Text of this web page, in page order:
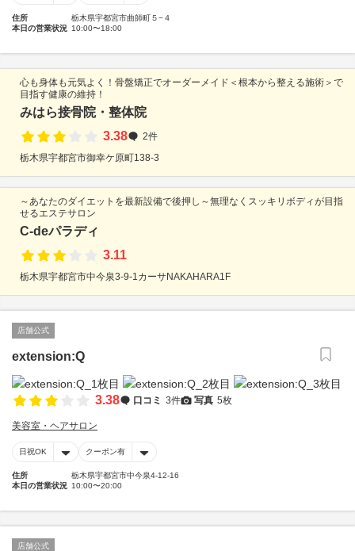
住所
栃木県宇都宮市曲師町５−４
本日の営業状況 10:00〜18:00
心も身体も元気よく！骨盤矯正でオーダーメイド＜根本から整える施術＞で
目指す健康の維持！
みはら接骨院・整体院
3.38
2件
栃木県宇都宮市御幸ケ原町138-3
～あなたのダイエットを最新設備で後押し～無理なくスッキリボディが目指
せるエステサロン
C-deパラディ
3.11
栃木県宇都宮市中今泉3-9-1カーサNAKAHARA1F
店舗公式
extension:Q
3.38 口コミ 3件 写真 5枚
美容室・ヘアサロン
日祝OK クーポン有
住所
栃木県宇都宮市中今泉4-12-16
本日の営業状況 10:00〜20:00
店舗公式